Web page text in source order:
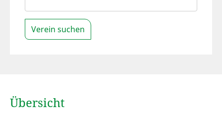
Verein suchen
Übersicht